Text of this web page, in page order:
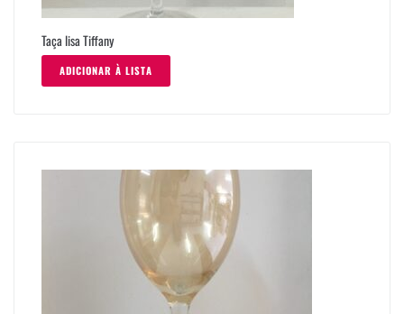
Taça lisa Tiffany
ADICIONAR À LISTA